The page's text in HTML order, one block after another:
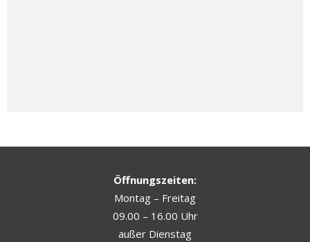
Öffnungszeiten:
Montag – Freitag
09.00 – 16.00 Uhr
außer Dienstag